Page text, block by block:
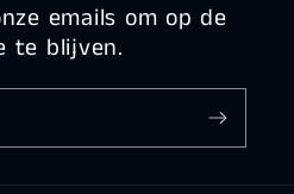
emails om op de
te blijven.